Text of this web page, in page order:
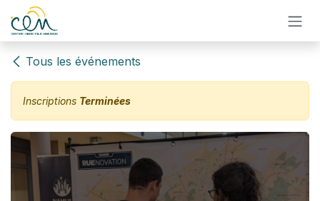
Se rendre au contenu
Tous les événements
Inscriptions Terminées